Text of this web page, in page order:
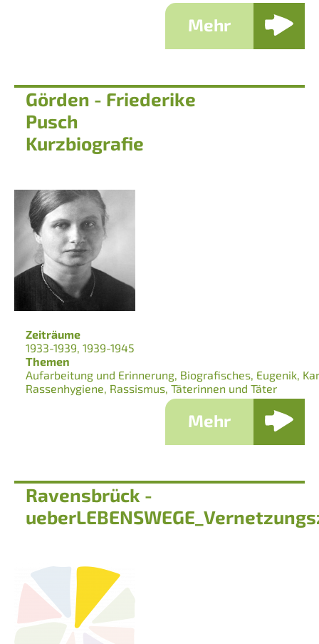
Mehr
Görden - Friederike
Pusch
Kurzbiografie
Zeiträume
1933-1939 1939-1945
Themen
Aufarbeitung und Erinnerung Biografisches Eugenik
Rassenhygiene Rassismus Täterinnen und Täter
Mehr
Ravensbrück -